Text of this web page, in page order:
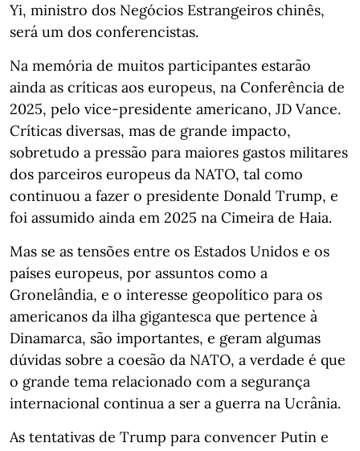
Yi, ministro dos Negócios Estrangeiros chinês,
será um dos conferencistas.
Na memória de muitos participantes estarão
ainda as críticas aos europeus, na Conferência de
2025, pelo vice-presidente americano, JD Vance.
Críticas diversas, mas de grande impacto,
sobretudo a pressão para maiores gastos militares
dos parceiros europeus da NATO, tal como
continuou a fazer o presidente Donald Trump, e
foi assumido ainda em 2025 na Cimeira de Haia.
Mas se as tensões entre os Estados Unidos e os
países europeus, por assuntos como a
Gronelândia, e o interesse geopolítico para os
americanos da ilha gigantesca que pertence à
Dinamarca, são importantes, e geram algumas
dúvidas sobre a coesão da NATO, a verdade é que
o grande tema relacionado com a segurança
internacional continua a ser a guerra na Ucrânia.
As tentativas de Trump para convencer Putin e